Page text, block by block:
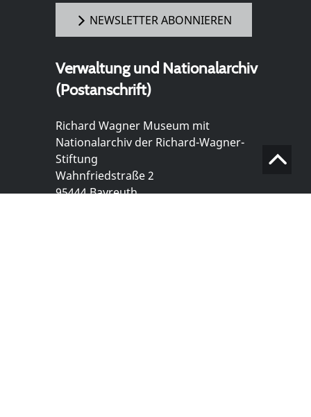
NEWSLETTER ABONNIEREN
Verwaltung und Nationalarchiv
(Postanschrift)
Richard Wagner Museum mit
Nationalarchiv der Richard-Wagner-
Stiftung
Wahnfriedstraße 2
95444 Bayreuth